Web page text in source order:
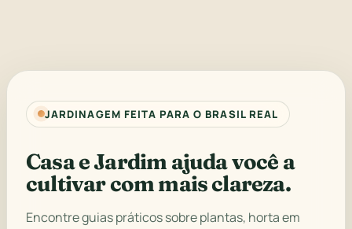
JARDINAGEM FEITA PARA O BRASIL REAL
Casa e Jardim ajuda você a
cultivar com mais clareza.
Encontre guias práticos sobre plantas, horta em